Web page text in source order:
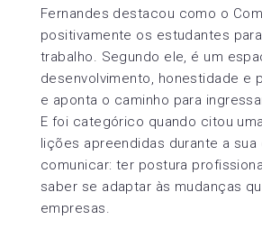
Fernandes destacou como o
positivamente os estudantes
trabalho. Segundo ele, é um
desenvolvimento, honestidade e
e aponta o caminho para
E foi categórico quando citou
lições apreendidas durante a sua
comunicar: ter postura
saber se adaptar às mudanças
empresas.